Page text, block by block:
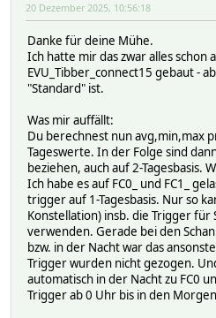
20 Dezember 2025, 10:56:18
Danke für deine Mühe.
Ich hatte mir das zwar alles schon
EVU_Tibber_connect15 gebaut -
"Standard" ist.
Was mir auffällt:
Du berechnest nun avg,min,max
Tageswerte. In der Folge sind
beziehen, auch auf 2-Tagesbasis.
Ich habe es auf FC0_ und FC1_
trigger auf 1-Tagesbasis. Nur so
Konstellation) insb. die Trigger für
verwenden. Gerade bei den
bzw. in der Nacht war das
Trigger wurden nicht gezogen.
automatisch in der Nacht zu FC0
Trigger ab 0 Uhr bis in den